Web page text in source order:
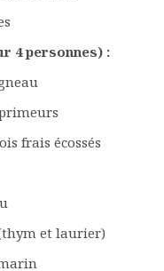
4 personnes) :
frais écossés
et laurier)